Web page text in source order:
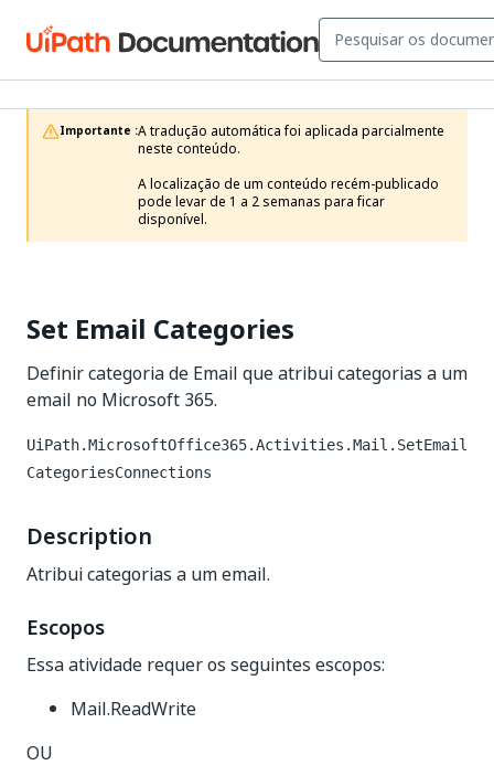
Importante :A tradução automática foi aplicada parcialmente
neste conteúdo.
A localização de um conteúdo recém-publicado
pode levar de 1 a 2 semanas para ficar
disponível.
Set Email Categories
Definir categoria de Email que atribui categorias a um
email no Microsoft 365.
UiPath.MicrosoftOffice365.Activities.Mail.SetEmail
CategoriesConnections
Description
Atribui categorias a um email.
Escopos
Essa atividade requer os seguintes escopos:
Mail.ReadWrite
OU